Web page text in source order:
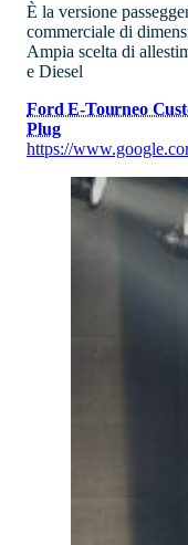
È la versione
commerciale di
Ampia scelta di
e Diesel
Ford E-Tourneo
Plug
https://